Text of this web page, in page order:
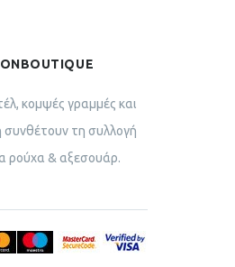
κομψές γραμμές και
συνθέτουν τη συλλογή
ρούχα & αξεσουάρ.